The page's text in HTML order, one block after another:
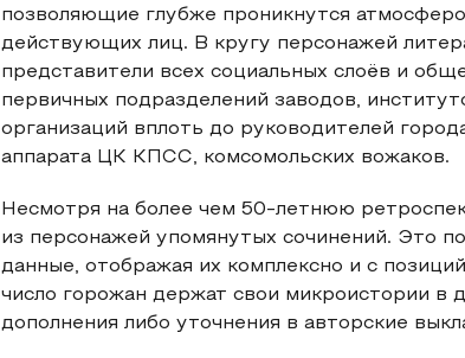
позволяющие глубже проникнутся
действующих лиц. В кругу персонажей
представители всех социальных слоёв и
первичных подразделений заводов,
организаций вплоть до руководителей
аппарата ЦК КПСС, комсомольских вожаков.
Несмотря на более чем 50-летнюю
из персонажей упомянутых сочинений. Это
данные, отображая их комплексно и с
число горожан держат свои микроистории в
дополнения либо уточнения в авторские